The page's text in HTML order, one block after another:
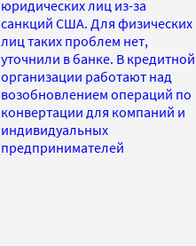
юридических лиц из-за
санкций США. Для физических
лиц таких проблем нет,
уточнили в банке. В кредитной
организации работают над
возобновлением операций по
конвертации для компаний и
индивидуальных
предпринимателей